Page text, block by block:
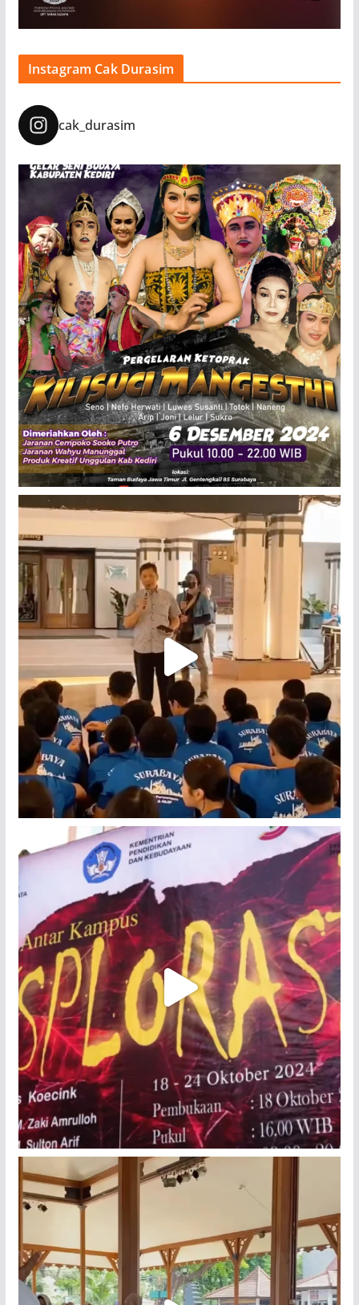
Instagram Cak Durasim
cak_durasim